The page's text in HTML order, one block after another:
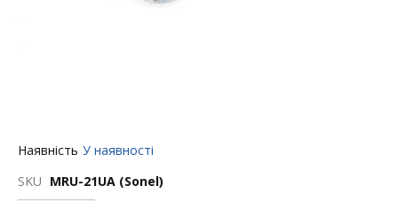
початку
Наявність У наявності
SKU MRU-21UA (Sonel)